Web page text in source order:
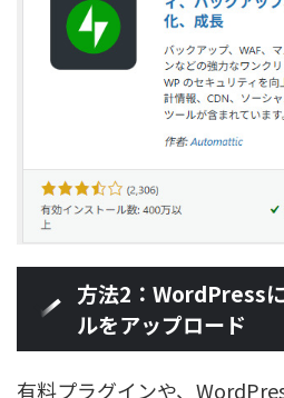
方法2：WordPress
ルをアップロード
有料プラグインや、